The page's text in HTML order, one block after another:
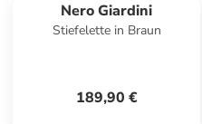
Nero Giardini
Stiefelette in Braun
189,90 €